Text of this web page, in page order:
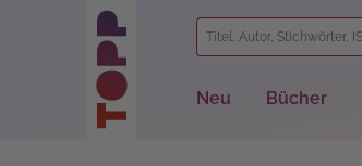
Zur Hauptnavigation springen
Neu Bücher